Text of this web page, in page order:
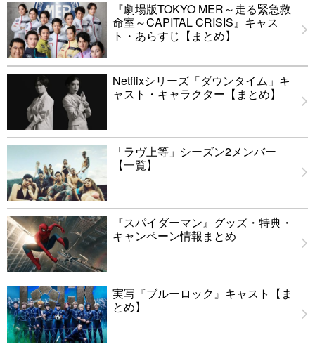
『劇場版TOKYO MER～走る緊急救
命室～CAPITAL CRISIS』キャス
ト・あらすじ【まとめ】
Netflixシリーズ「ダウンタイム」キ
ャスト・キャラクター【まとめ】
「ラヴ上等」シーズン2メンバー
【一覧】
『スパイダーマン』グッズ・特典・
キャンペーン情報まとめ
実写『ブルーロック』キャスト【ま
とめ】